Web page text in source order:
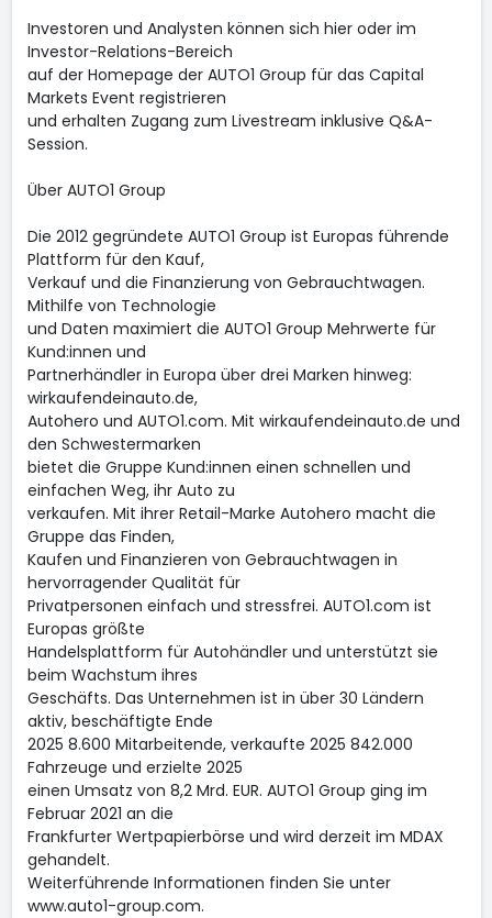
Investoren und Analysten können sich hier oder im
Investor-Relations-Bereich
auf der Homepage der AUTO1 Group für das Capital
Markets Event registrieren
und erhalten Zugang zum Livestream inklusive Q&A-
Session.
Über AUTO1 Group
Die 2012 gegründete AUTO1 Group ist Europas führende
Plattform für den Kauf,
Verkauf und die Finanzierung von Gebrauchtwagen.
Mithilfe von Technologie
und Daten maximiert die AUTO1 Group Mehrwerte für
Kund:innen und
Partnerhändler in Europa über drei Marken hinweg:
wirkaufendeinauto.de,
Autohero und AUTO1.com. Mit wirkaufendeinauto.de und
den Schwestermarken
bietet die Gruppe Kund:innen einen schnellen und
einfachen Weg, ihr Auto zu
verkaufen. Mit ihrer Retail-Marke Autohero macht die
Gruppe das Finden,
Kaufen und Finanzieren von Gebrauchtwagen in
hervorragender Qualität für
Privatpersonen einfach und stressfrei. AUTO1.com ist
Europas größte
Handelsplattform für Autohändler und unterstützt sie
beim Wachstum ihres
Geschäfts. Das Unternehmen ist in über 30 Ländern
aktiv, beschäftigte Ende
2025 8.600 Mitarbeitende, verkaufte 2025 842.000
Fahrzeuge und erzielte 2025
einen Umsatz von 8,2 Mrd. EUR. AUTO1 Group ging im
Februar 2021 an die
Frankfurter Wertpapierbörse und wird derzeit im MDAX
gehandelt.
Weiterführende Informationen finden Sie unter
www.auto1-group.com.